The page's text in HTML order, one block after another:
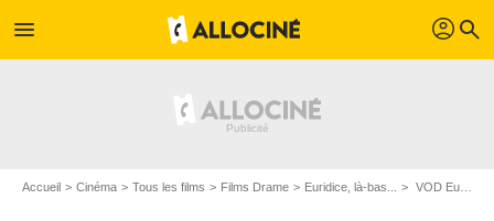
menu profil search
Accueil Cinéma Tous les films Films Drame Euridice, là-bas... VOD Euridice, là-bas...